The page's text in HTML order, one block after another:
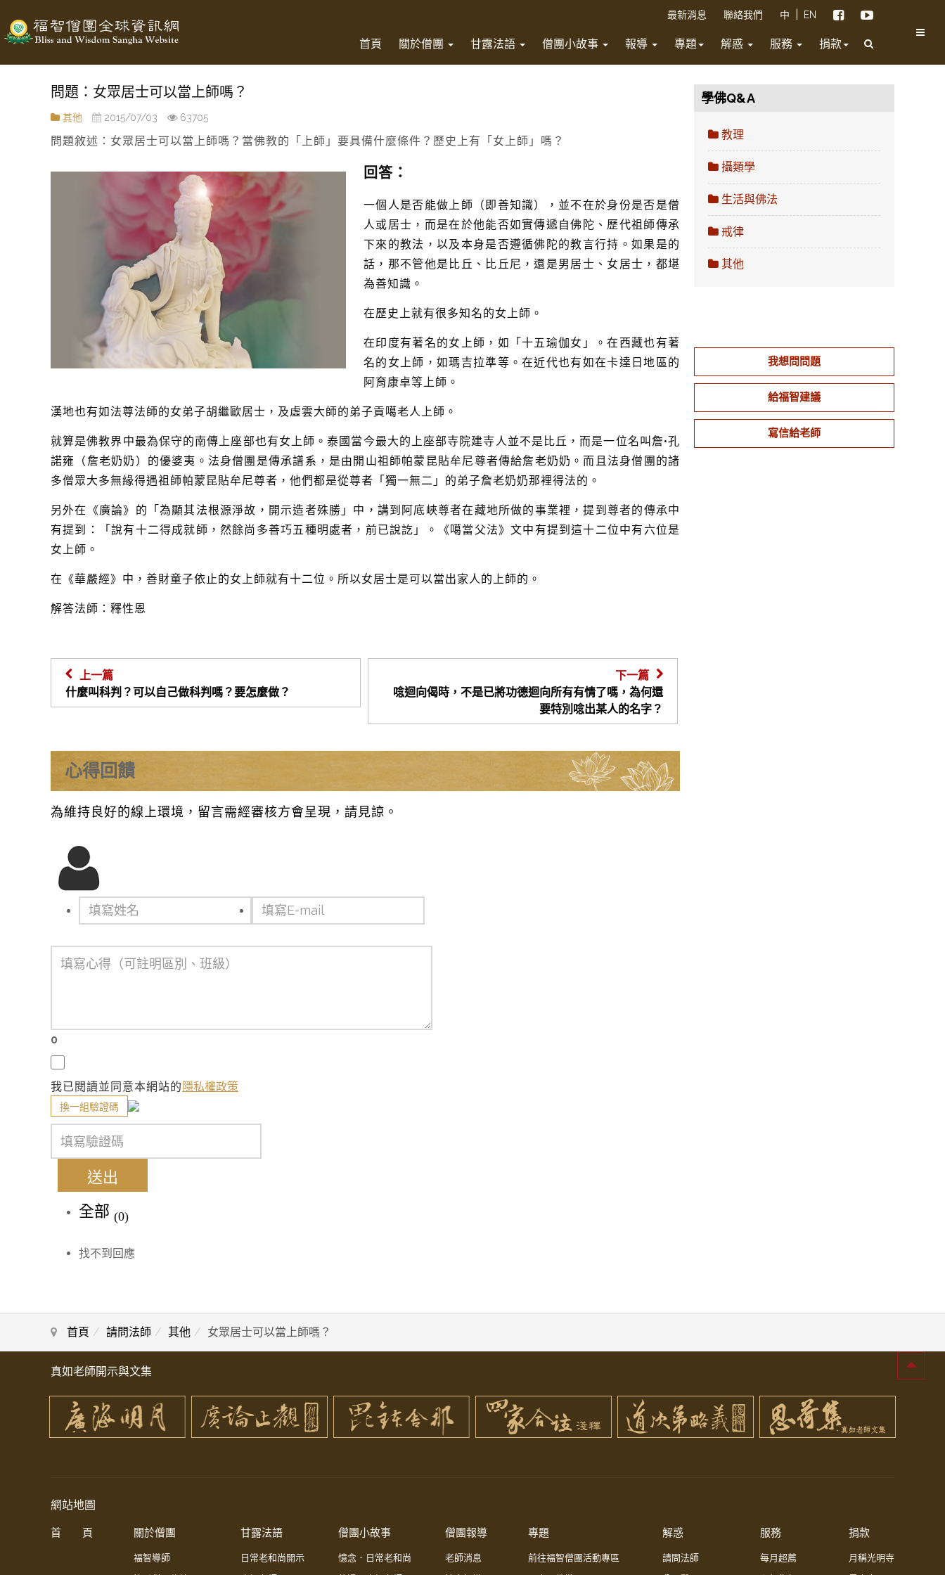
最新消息 聯絡我們 中 EN
首頁 關於僧團 甘露法語 僧團小故事 報導 專題 解惑 服務 捐款
問題：女眾居士可以當上師嗎？
其他 2015/07/03 63705
問題敘述：女眾居士可以當上師嗎？當佛教的「上師」要具備什麼條件？歷史上有「女上師」嗎？
回答：
一個人是否能做上師（即善知識），並不在於身份是否是僧
人或居士，而是在於他能否如實傳遞自佛陀、歷代祖師傳承
下來的教法，以及本身是否遵循佛陀的教言行持。如果是的
話，那不管他是比丘、比丘尼，還是男居士、女居士，都堪
為善知識。
在歷史上就有很多知名的女上師。
在印度有著名的女上師，如「十五瑜伽女」。在西藏也有著
名的女上師，如瑪吉拉準等。在近代也有如在卡達日地區的
阿育康卓等上師。
漢地也有如法尊法師的女弟子胡繼歐居士，及虛雲大師的弟子貢噶老人上師。
就算是佛教界中最為保守的南傳上座部也有女上師。泰國當今最大的上座部寺院建寺人並不是比丘，而是一位名叫詹•孔
諾雍（詹老奶奶）的優婆夷。法身僧團是傳承譜系，是由開山祖師帕蒙昆貼牟尼尊者傳給詹老奶奶。而且法身僧團的諸
多僧眾大多無緣得遇祖師帕蒙昆貼牟尼尊者，他們都是從尊者「獨一無二」的弟子詹老奶奶那裡得法的。
另外在《廣論》的「為顯其法根源淨故，開示造者殊勝」中，講到阿底峽尊者在藏地所做的事業裡，提到尊者的傳承中
有提到：「說有十二得成就師，然餘尚多善巧五種明處者，前已說訖」。《噶當父法》文中有提到這十二位中有六位是
女上師。
在《華嚴經》中，善財童子依止的女上師就有十二位。所以女居士是可以當出家人的上師的。
解答法師：釋性恩
上一篇
什麼叫科判？可以自己做科判嗎？要怎麼做？
下一篇
唸迴向偈時，不是已將功德迴向所有有情了嗎，為何還
要特別唸出某人的名字？
心得回饋
為維持良好的線上環境，留言需經審核方會呈現，請見諒。
0
我已閱讀並同意本網站的 隱私權政策
換一組驗證碼
送出
全部 (0)
找不到回應
學佛Q&A
教理
攝類學
生活與佛法
戒律
其他
我想問問題
給福智建議
寫信給老師
首頁 請問法師 其他 女眾居士可以當上師嗎？
真如老師開示與文集
網站地圖
首 頁 關於僧團
福智導師
甘露法語
日常老和尚開示
僧團小故事
憶念．日常老和尚
僧團報導
老師消息
專題
前往福智僧團活動專區
解惑
請問法師
服務
每月超薦
捐款
月稱光明寺